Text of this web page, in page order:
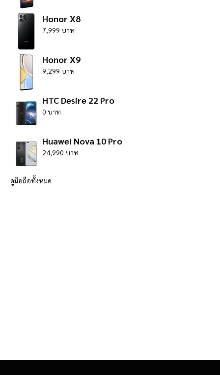
Honor X8
7,999 บาท
Honor X9
9,299 บาท
HTC Desire 22 Pro
0 บาท
Huawei Nova 10 Pro
24,990 บาท
ดูมือถือทั้งหมด